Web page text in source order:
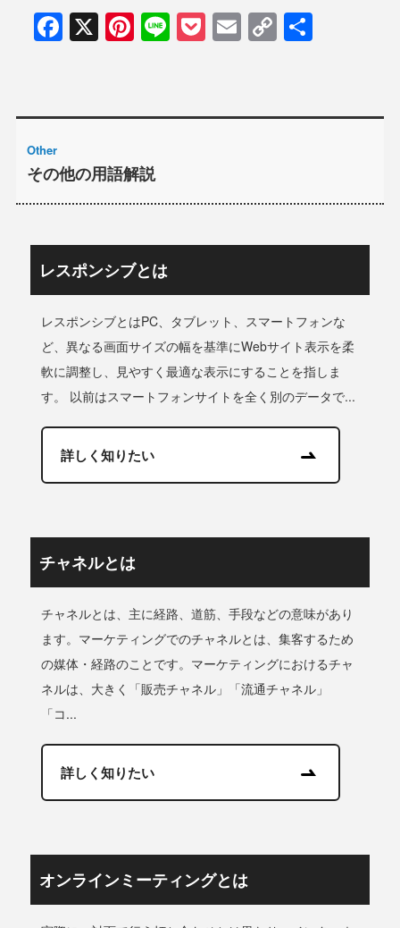
Facebook
X Pinterest
LinePocket
Email
Copy
Link
Other
その他の用語解説
レスポンシブとは
レスポンシブとはPC、タブレット、スマートフォンな
ど、異なる画面サイズの幅を基準にWebサイト表示を柔
軟に調整し、見やすく最適な表示にすることを指しま
す。 以前はスマートフォンサイトを全く別のデータで...
詳しく知りたい
チャネルとは
チャネルとは、主に経路、道筋、手段などの意味があり
ます。マーケティングでのチャネルとは、集客するため
の媒体・経路のことです。マーケティングにおけるチャ
ネルは、大きく「販売チャネル」「流通チャネル」
「コ...
詳しく知りたい
オンラインミーティングとは